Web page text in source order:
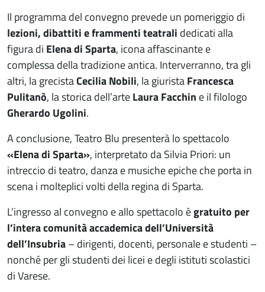
Il programma del convegno prevede un pomeriggio di
lezioni, dibattiti e frammenti teatrali dedicati alla
figura di Elena di Sparta, icona affascinante e
complessa della tradizione antica. Interverranno, tra gli
altri, la grecistaCecilia Nobili, la giuristaFrancesca
Pulitanò, la storica dell’arteLaura Facchin e il filologo
Gherardo Ugolini.
A conclusione, Teatro Blu presenterà lo spettacolo
«Elena di Sparta», interpretato da Silvia Priori: un
intreccio di teatro, danza e musiche epiche che porta in
scena i molteplici volti della regina di Sparta.
L’ingresso al convegno e allo spettacolo ègratuito per
l’intera comunità accademica dell’Università
dell’Insubria– dirigenti, docenti, personale e studenti –
nonché per gli studenti dei licei e degli istituti scolastici
di Varese.